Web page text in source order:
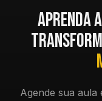
Aprenda
Agende sua aula